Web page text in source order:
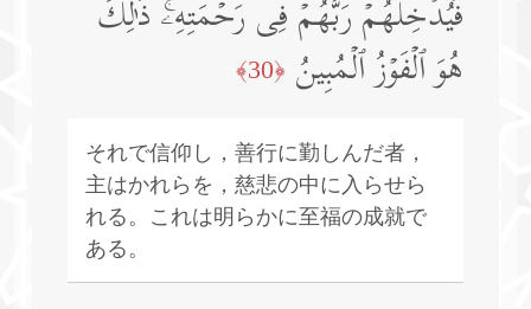
فَیُدۡخِلُهُمۡ رَبُّهُمۡ فِی رَحۡمَتِهِۦۚ ذَ ٰ⁠لِكَ
هُوَ ٱلۡفَوۡزُ ٱلۡمُبِینُ ﴿30﴾
それで信仰し，善行に勤しんだ者，
主はかれらを，慈悲の中に入らせら
れる。これは明らかに至福の成就で
ある。